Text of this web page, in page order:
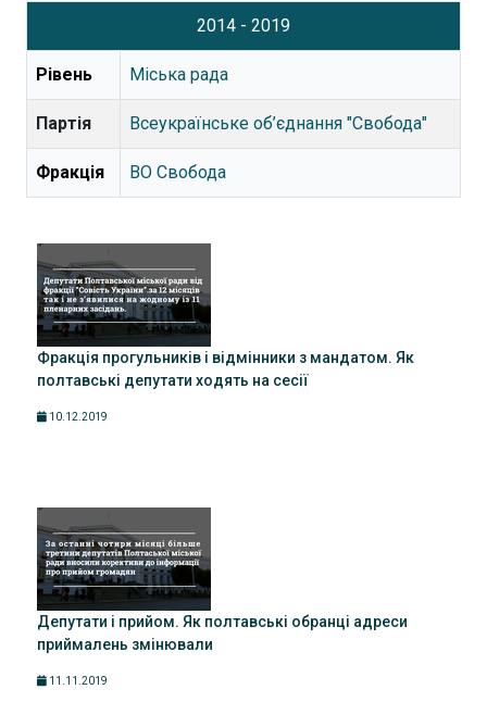
2014 - 2019
Рівень Міська рада
Партія Всеукраїнське об’єднання "Свобода"
Фракція ВО Свобода
Фракція прогульників і відмінники з мандатом. Як
полтавські депутати ходять на сесії
10.12.2019
Депутати і прийом. Як полтавські обранці адреси
приймалень змінювали
11.11.2019